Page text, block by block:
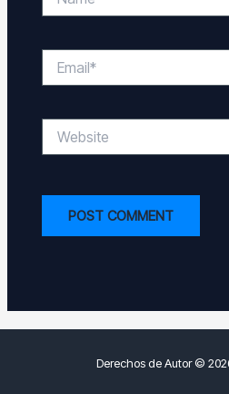
Derechos de Autor ©